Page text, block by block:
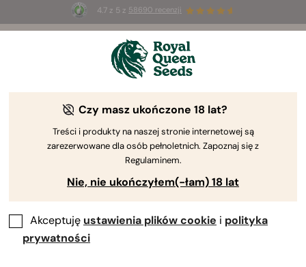
4.7 z 5 z 58690 recenzji
3 nasiona White Widow Auto
Czy masz ukończone 18 lat?
Treści i produkty na naszej stronie internetowej są
zarezerwowane dla osób pełnoletnich. Zapoznaj się z
Regulaminem.
Nie, nie ukończyłem(-łam) 18 lat
Akceptuję ustawienia plików cookie i polityka
prywatności